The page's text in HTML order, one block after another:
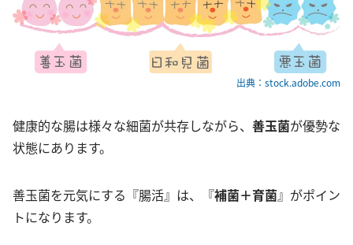
出典：stock.adobe.com
健康的な腸は様々な細菌が共存しながら、 善玉菌が優勢な
状態にあります。
善玉菌を元気にする『腸活』は、『補菌＋育菌』がポイン
トになります。